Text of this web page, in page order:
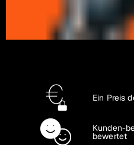
Ein Preis
Kunden-
bewertet